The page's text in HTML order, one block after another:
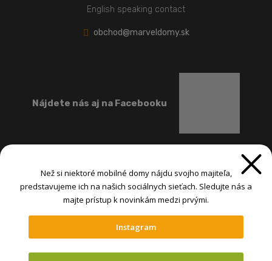
English speaking contact
obchod@marveldomy.sk
Nájdete nás aj na Facebooku
Než si niektoré mobilné domy nájdu svojho majiteľa,
predstavujeme ich na našich sociálnych sieťach. Sledujte nás a
majte prístup k novinkám medzi prvými.
Instagram